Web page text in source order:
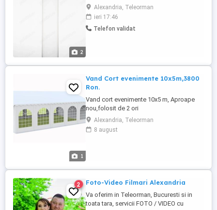
2
pe bucata; sticla este perfect transparenta
Cilindrul din sticla este cea mai simpla si
la indemana varianta de vaza. Il puteti
folosi pentru un fir de floare scufundat cu
Alexandria, Teleorman
ieri 17:46
Telefon validat
1
Vand Cort evenimente 10x5m,3800
Ron.
Vand cort evenimente 10x5 m, Aproape
nou,folosit de 2 ori
Alexandria, Teleorman
8 august
2 Foto-Video Filmari Alexandria
Va oferim in Teleorman, Bucuresti si in
toata tara, servicii FOTO / VIDEO cu